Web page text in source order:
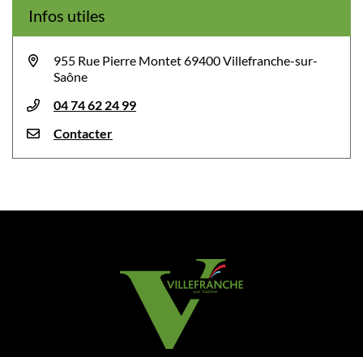
Infos utiles
955 Rue Pierre Montet 69400 Villefranche-sur-
Saône
04 74 62 24 99
Contacter